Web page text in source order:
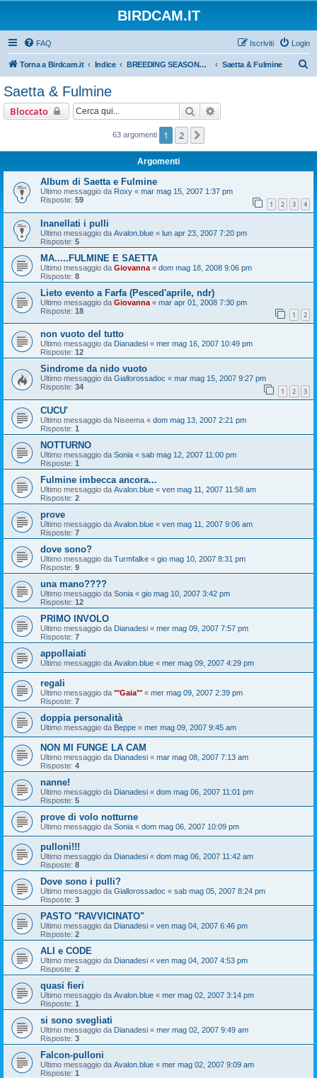
BIRDCAM.IT
FAQ Login
Iscriviti
Torna a Birdcam.it Indice BREEDING SEASONS 2007-2008 Saetta & Fulmine
Saetta & Fulmine
Bloccato Cerca
63 argomenti 1 2
Argomenti
Album di Saetta e Fulmine
Ultimo messaggio da Roxy « mar mag 15, 2007 1:37 pm
Risposte: 59 1 2 3 4
Inanellati i pulli
Ultimo messaggio da Avalon.blue « lun apr 23, 2007 7:20 pm
Risposte: 5
MA.....FULMINE E SAETTA
Ultimo messaggio da Giovanna « dom mag 18, 2008 9:06 pm
Risposte: 8
Lieto evento a Farfa (Pesced'aprile, ndr)
Ultimo messaggio da Giovanna « mar apr 01, 2008 7:30 pm
Risposte: 18 1 2
non vuoto del tutto
Ultimo messaggio da Dianadesi « mer mag 16, 2007 10:49 pm
Risposte: 12
Sindrome da nido vuoto
Ultimo messaggio da Giallorossadoc « mar mag 15, 2007 9:27 pm
Risposte: 34 1 2 3
CUCU'
Ultimo messaggio da Niseema « dom mag 13, 2007 2:21 pm
Risposte: 1
NOTTURNO
Ultimo messaggio da Sonia « sab mag 12, 2007 11:00 pm
Risposte: 1
Fulmine imbecca ancora...
Ultimo messaggio da Avalon.blue « ven mag 11, 2007 11:58 am
Risposte: 2
prove
Ultimo messaggio da Avalon.blue « ven mag 11, 2007 9:06 am
Risposte: 7
dove sono?
Ultimo messaggio da Turmfalke « gio mag 10, 2007 8:31 pm
Risposte: 9
una mano????
Ultimo messaggio da Sonia « gio mag 10, 2007 3:42 pm
Risposte: 12
PRIMO INVOLO
Ultimo messaggio da Dianadesi « mer mag 09, 2007 7:57 pm
Risposte: 7
appollaiati
Ultimo messaggio da Avalon.blue « mer mag 09, 2007 4:29 pm
regali
Ultimo messaggio da °°Gaia°° « mer mag 09, 2007 2:39 pm
Risposte: 7
doppia personalità
Ultimo messaggio da Beppe « mer mag 09, 2007 9:45 am
NON MI FUNGE LA CAM
Ultimo messaggio da Dianadesi « mar mag 08, 2007 7:13 am
Risposte: 4
nanne!
Ultimo messaggio da Dianadesi « dom mag 06, 2007 11:01 pm
Risposte: 5
prove di volo notturne
Ultimo messaggio da Sonia « dom mag 06, 2007 10:09 pm
pulloni!!!
Ultimo messaggio da Dianadesi « dom mag 06, 2007 11:42 am
Risposte: 8
Dove sono i pulli?
Ultimo messaggio da Giallorossadoc « sab mag 05, 2007 8:24 pm
Risposte: 3
PASTO "RAVVICINATO"
Ultimo messaggio da Dianadesi « ven mag 04, 2007 6:46 pm
Risposte: 2
ALI e CODE
Ultimo messaggio da Dianadesi « ven mag 04, 2007 4:53 pm
Risposte: 2
quasi fieri
Ultimo messaggio da Avalon.blue « mer mag 02, 2007 3:14 pm
Risposte: 1
si sono svegliati
Ultimo messaggio da Dianadesi « mer mag 02, 2007 9:49 am
Risposte: 3
Falcon-pulloni
Ultimo messaggio da Avalon.blue « mer mag 02, 2007 9:09 am
Risposte: 1